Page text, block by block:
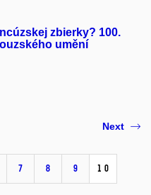
zbierky? 100.
umění
7 8 9 10
Next